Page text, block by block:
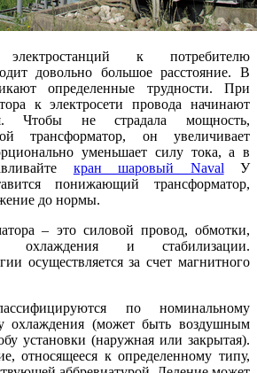
к потребителю
довольно большое расстояние. В
определенные трудности. При
к электросети провода начинают
Чтобы не страдала мощность,
трансформатор, он увеличивает
уменьшает силу тока, а в
кран шаровый Naval У
понижающий трансформатор,
до нормы.
– это силовой провод, обмотки,
охлаждения и стабилизации.
осуществляется за счет магнитного
по номинальному
охлаждения (может быть воздушным
установки (наружная или закрытая).
относящееся к определенному типу,